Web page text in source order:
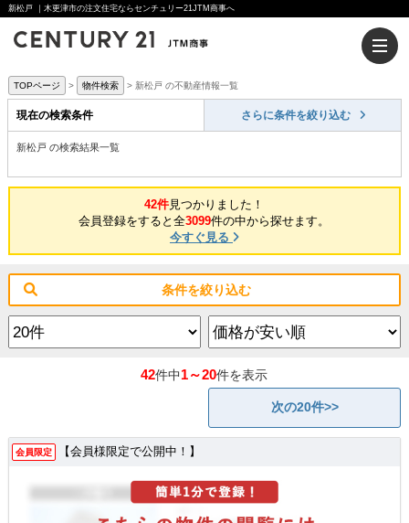
新松戸 ｜木更津市の注文住宅ならセンチュリー21JTM商事へ
TOPページ 物件検索 新松戸 の不動産情報一覧
現在の検索条件 さらに条件を絞り込む
新松戸 の検索結果一覧
42件見つかりました！
会員登録をすると全3099件の中から探せます。
今すぐ見る
条件を絞り込む
42件中1～20件を表示
次の20件>>
会員限定 【会員様限定で公開中！】